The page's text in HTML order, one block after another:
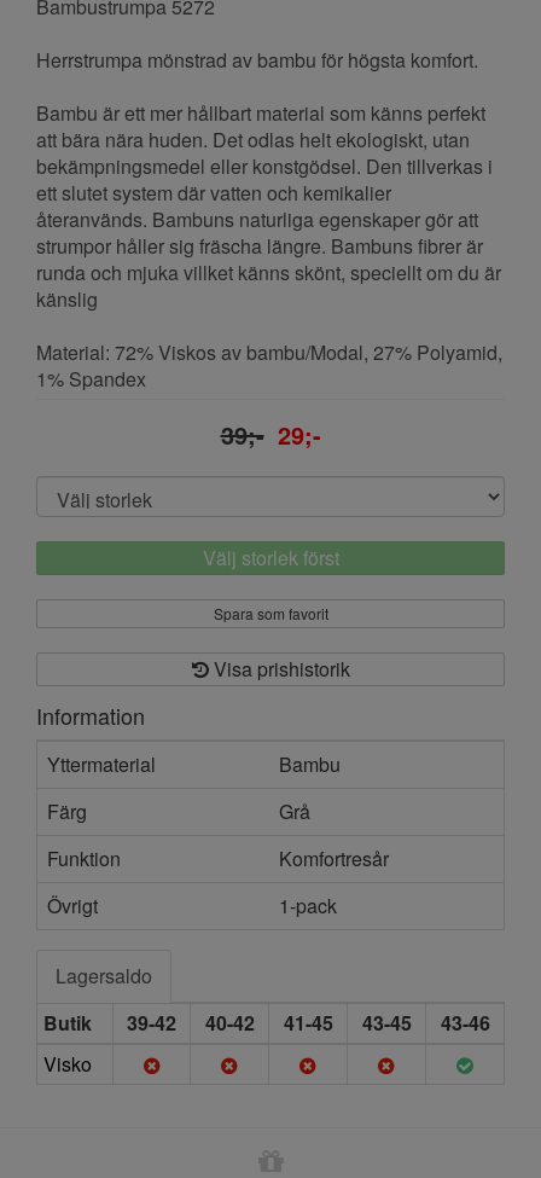
Bambustrumpa 5272
Herrstrumpa mönstrad av bambu för högsta komfort.
Bambu är ett mer hållbart material som känns perfekt
att bära nära huden. Det odlas helt ekologiskt, utan
bekämpningsmedel eller konstgödsel. Den tillverkas i
ett slutet system där vatten och kemikalier
återanvänds. Bambuns naturliga egenskaper gör att
strumpor håller sig fräscha längre. Bambuns fibrer är
runda och mjuka villket känns skönt, speciellt om du är
känslig
Material: 72% Viskos av bambu/Modal, 27% Polyamid,
1% Spandex
39;- 29;-
Välj storlek först
Spara som favorit
Visa prishistorik
Information
Yttermaterial
Bambu
Färg
Grå
Funktion
Komfortresår
Övrigt
1-pack
Lagersaldo
Butik
39-42 40-42 41-45 43-45
43-46
Visko